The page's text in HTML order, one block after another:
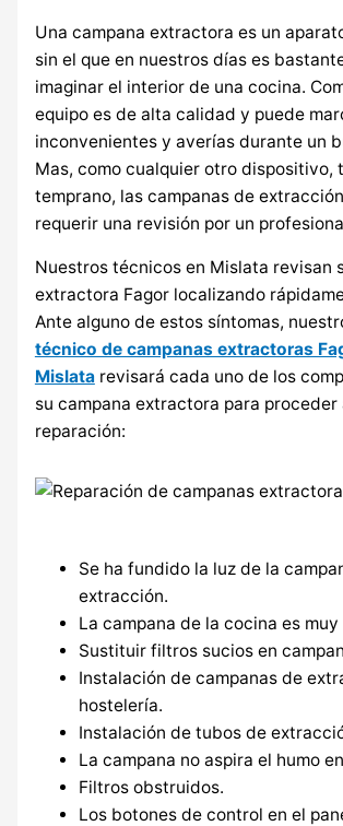
Una campana extractora es un
sin el que en nuestros días es
imaginar el interior de una cocina.
equipo es de alta calidad y puede
inconvenientes y averías durante un
Mas, como cualquier otro dispositivo,
temprano, las campanas de
requerir una revisión por un
Nuestros técnicos en Mislata revisan
extractora Fagor localizando
Ante alguno de estos síntomas,
técnico de campanas extractoras
Mislatarevisará cada uno de los
su campana extractora para proceder
reparación:
Se ha fundido la luz de la
extracción.
La campana de la cocina es
Sustituir filtros sucios en
Instalación de campanas de
hostelería.
Instalación de tubos de
La campana no aspira el humo
Filtros obstruidos.
Los botones de control en el